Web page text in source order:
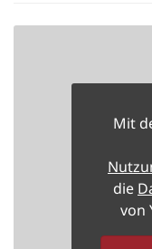
Mit
die
von